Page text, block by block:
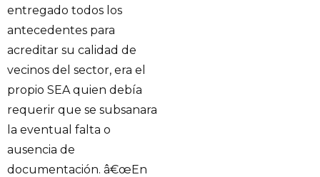
entregado todos los
antecedentes para
acreditar su calidad de
vecinos del sector, era el
propio SEA quien debía
requerir que se subsanara
la eventual falta o
ausencia de
documentación. â€œEn